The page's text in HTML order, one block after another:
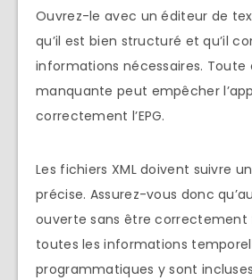
Ouvrez-le avec un éditeur de
qu’il est bien structuré et qu’il
informations nécessaires. Toute
manquante peut empêcher
correctement l’EPG.
Les fichiers XML doivent suivre
précise. Assurez-vous donc
ouverte sans être
toutes les informations
programmatiques y sont